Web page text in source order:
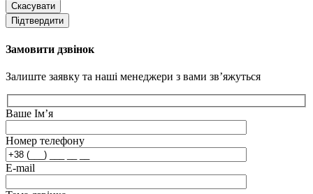
Скасувати
Підтвердити
Замовити дзвінок
Залиште заявку та наші менеджери з вами зв’яжуться
Ваше Ім’я
Номер телефону
E-mail